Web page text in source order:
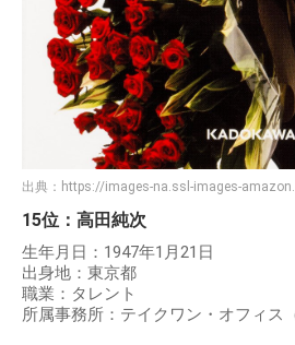
出典： https://images-na.ssl-images-
15位：高田純次
生年月日：1947年1月21日
出身地：東京都
職業：タレント
所属事務所：テイクワン・オフィス